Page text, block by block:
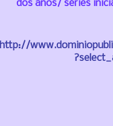
dos anos/ séries
http://